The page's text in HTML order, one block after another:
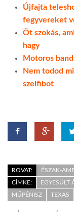
Újfajta
fegyvereket
Öt szokás,
hagy
Motoros
Nem todod
szelfibot
ROVAT: ÉSZAK-
CÍMKE:
EGYESÜLT
MŰPÉNISZ
TEXAS